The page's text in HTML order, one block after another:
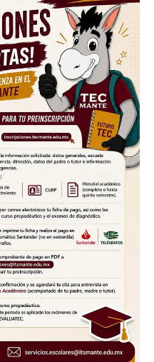
Gmail
Telegram
miss
our newsletter
the loop.
SUBSCRIBE